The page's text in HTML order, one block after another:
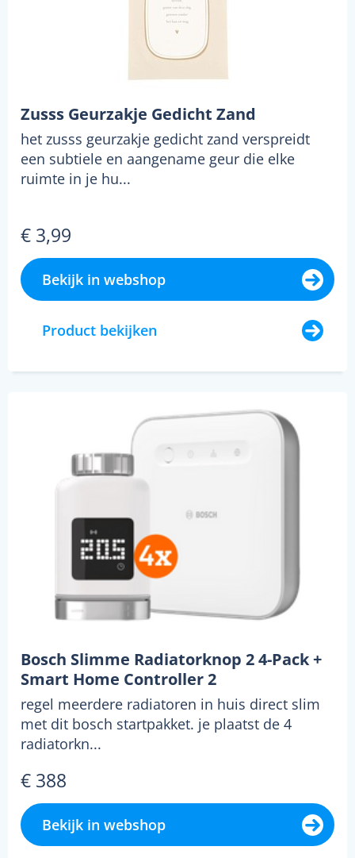
Zusss Geurzakje Gedicht Zand
het zusss geurzakje gedicht zand verspreidt
een subtiele en aangename geur die elke
ruimte in je hu...
€ 3,99
Bekijk in webshop
Product bekijken
Bosch Slimme Radiatorknop 2 4-Pack +
Smart Home Controller 2
regel meerdere radiatoren in huis direct slim
met dit bosch startpakket. je plaatst de 4
radiatorkn...
€ 388
Bekijk in webshop